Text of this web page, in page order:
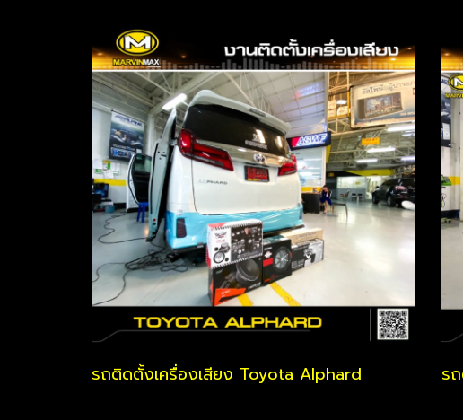
รถติดตั้งเครื่องเสียง Toyota Alphard ร